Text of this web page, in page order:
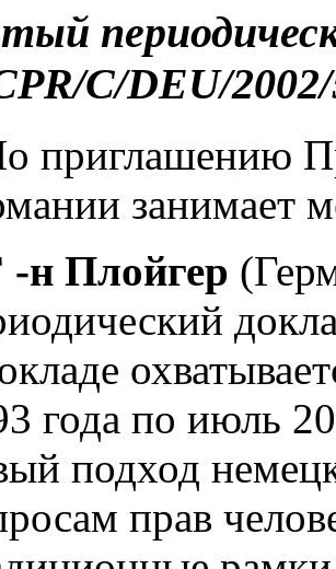
C/DEU/
приглашению
занимает
‑н Плойгер
года по июль
подход
прав